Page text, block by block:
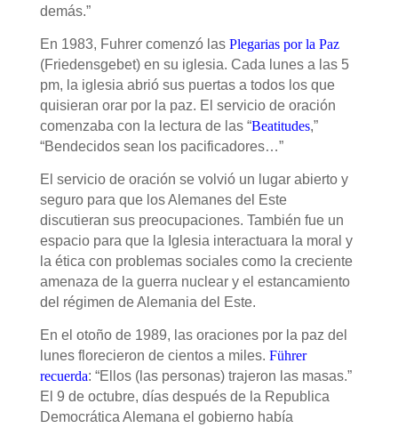
demás.”
En 1983, Fuhrer comenzó las Plegarias por la Paz
(Friedensgebet) en su iglesia. Cada lunes a las 5
pm, la iglesia abrió sus puertas a todos los que
quisieran orar por la paz. El servicio de oración
comenzaba con la lectura de las “Beatitudes,”
“Bendecidos sean los pacificadores…”
El servicio de oración se volvió un lugar abierto y
seguro para que los Alemanes del Este
discutieran sus preocupaciones. También fue un
espacio para que la Iglesia interactuara la moral y
la ética con problemas sociales como la creciente
amenaza de la guerra nuclear y el estancamiento
del régimen de Alemania del Este.
En el otoño de 1989, las oraciones por la paz del
lunes florecieron de cientos a miles. Führer
recuerda: “Ellos (las personas) trajeron las masas.”
El 9 de octubre, días después de la Republica
Democrática Alemana el gobierno había